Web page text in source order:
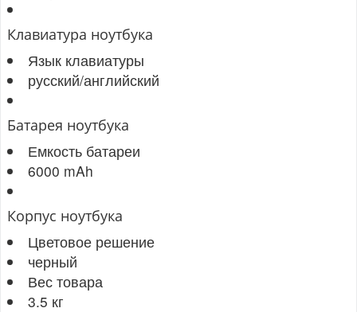
Клавиатура ноутбука
Язык клавиатуры
русский/английский
Батарея ноутбука
Емкость батареи
6000 mAh
Корпус ноутбука
Цветовое решение
черный
Вес товара
3.5 кг